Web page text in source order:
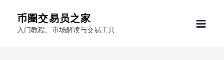
币圈交易员之家
入门教程、市场解读与交易工具